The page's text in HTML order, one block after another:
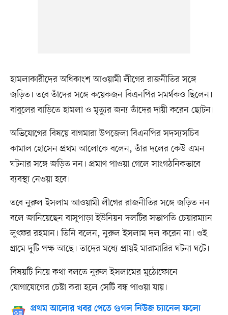
হামলাকারীদের অধিকাংশ আওয়ামী লীগের রাজনীতির সঙ্গে
জড়িত। তবে তাঁদের সঙ্গে কয়েকজন বিএনপির সমর্থকও ছিলেন।
বাবুলের বাড়িতে হামলা ও মৃত্যুর জন্য তাঁদের দায়ী করেন ছোটন।
অভিযোগের বিষয়ে বাগমারা উপজেলা বিএনপির সদস্যসচিব
কামাল হোসেন প্রথম আলোকে বলেন, তাঁর দলের কেউ এমন
ঘটনার সঙ্গে জড়িত নন। প্রমাণ পাওয়া গেলে সাংগঠনিকভাবে
ব্যবস্থা নেওয়া হবে।
তবে নুরুল ইসলাম আওয়ামী লীগের রাজনীতির সঙ্গে জড়িত নন
বলে জানিয়েছেন বাসুপাড়া ইউনিয়ন দলটির সভাপতি চেয়ারম্যান
লুৎফর রহমান। তিনি বলেন, নুরুল ইসলাম দল করেন না। ওই
গ্রামে দুটি পক্ষ আছে। তাদের মধ্যে প্রায়ই মারামারির ঘটনা ঘটে।
বিষয়টি নিয়ে কথা বলতে নুরুল ইসলামের মুঠোফোনে
যোগাযোগের চেষ্টা করা হলে সেটি বন্ধ পাওয়া যায়।
প্রথম আলোর খবর পেতে গুগল নিউজ চ্যানেল ফলো